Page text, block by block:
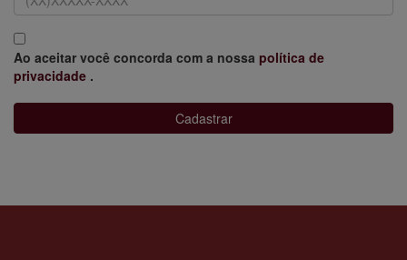
Ao aceitar você concorda com a nossa política de
privacidade .
Cadastrar